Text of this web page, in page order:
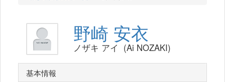
野崎 安衣
ノザキ アイ (Ai NOZAKI)
基本情報